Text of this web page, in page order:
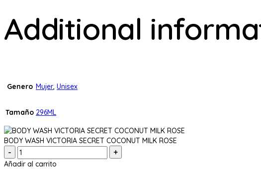
Additional
Genero Mujer, Unisex
Tamaño 296ML
BODY WASH VICTORIA SECRET COCONUT MILK ROSE
Cantidad:
Añadir al carrito